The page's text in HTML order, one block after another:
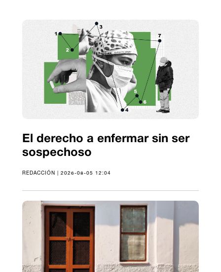
El derecho a enfermar sin ser
sospechoso
REDACCIÓN | 2026-08-05 12:04